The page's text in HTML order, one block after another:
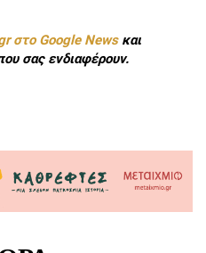
στο Google Newsκαι
σας ενδιαφέρουν.